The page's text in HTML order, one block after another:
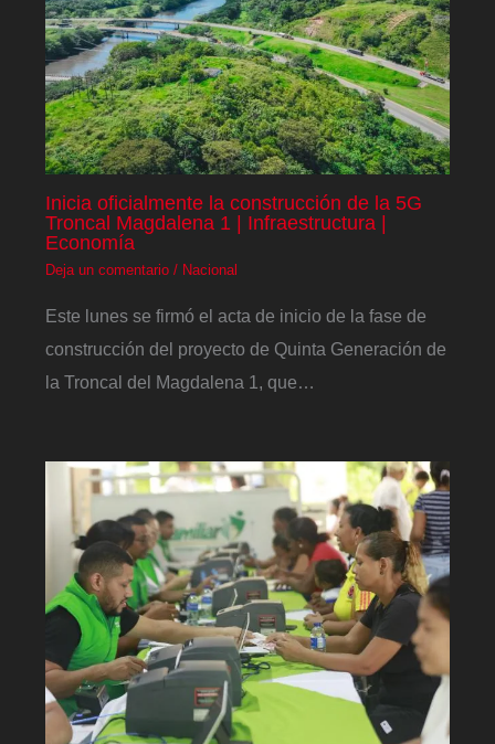
Inicia oficialmente la construcción de la 5G
Troncal Magdalena 1 | Infraestructura |
Economía
Deja un comentario / Nacional
Este lunes se firmó el acta de inicio de la fase de
construcción del proyecto de Quinta Generación de
la Troncal del Magdalena 1, que…